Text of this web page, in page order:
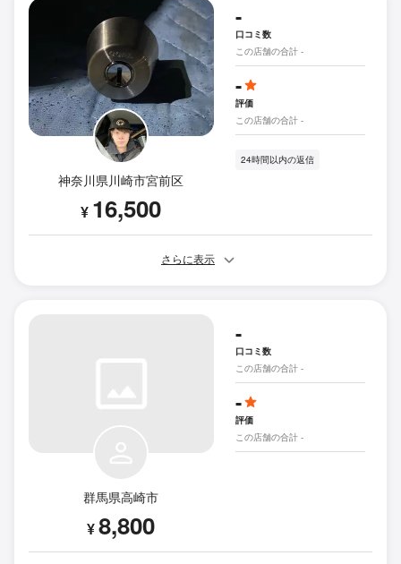
神奈川県川崎市宮前区
¥ 16,500
-
口コミ数
この店舗の合計 -
-
評価
この店舗の合計 -
24時間以内の返信
さらに表示
群馬県高崎市
¥8,800
-
口コミ数
この店舗の合計 -
-
評価
この店舗の合計 -